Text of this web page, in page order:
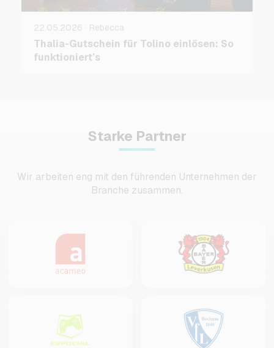
22.05.2026 · Rebecca
Thalia-Gutschein für Tolino einlösen: So
funktioniert’s
Starke Partner
Wir arbeiten eng mit den führenden Unternehmen der
Branche zusammen.